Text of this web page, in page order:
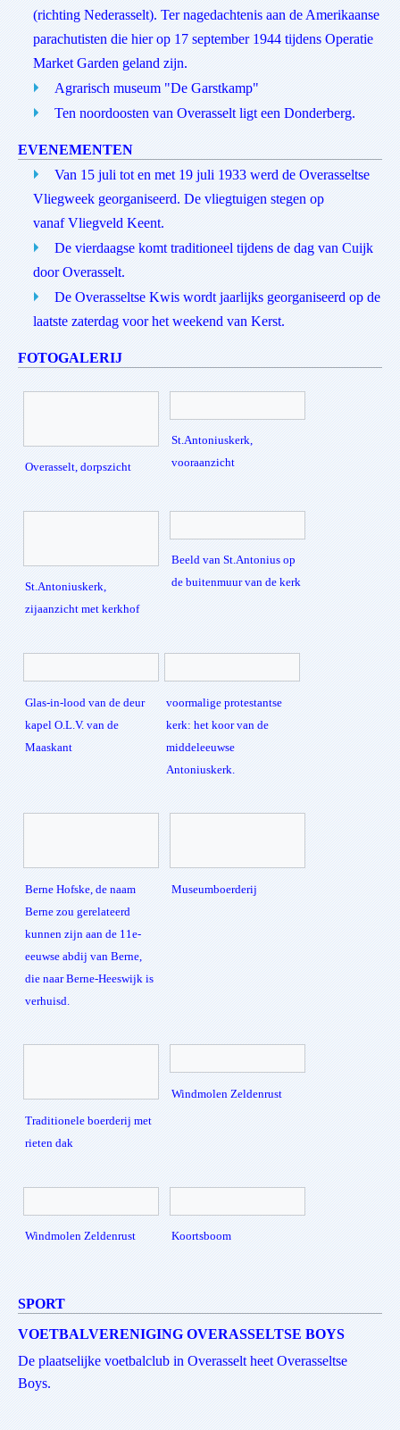
(richting Nederasselt). Ter nagedachtenis aan de Amerikaanse
parachutisten die hier op 17 september 1944 tijdens Operatie
Market Garden geland zijn.
Agrarisch museum "De Garstkamp"
Ten noordoosten van Overasselt ligt een Donderberg.
EVENEMENTEN
Van 15 juli tot en met 19 juli 1933 werd de Overasseltse
Vliegweek georganiseerd. De vliegtuigen stegen op
vanaf Vliegveld Keent.
De vierdaagse komt traditioneel tijdens de dag van Cuijk
door Overasselt.
De Overasseltse Kwis wordt jaarlijks georganiseerd op de
laatste zaterdag voor het weekend van Kerst.
FOTOGALERIJ
Overasselt, dorpszicht
St.Antoniuskerk,
vooraanzicht
St.Antoniuskerk,
zijaanzicht met kerkhof
Beeld van St.Antonius op
de buitenmuur van de kerk
Glas-in-lood van de deur
kapel O.L.V. van de
Maaskant
voormalige protestantse
kerk: het koor van de
middeleeuwse
Antoniuskerk.
Berne Hofske, de naam
Berne zou gerelateerd
kunnen zijn aan de 11e-
eeuwse abdij van Berne,
die naar Berne-Heeswijk is
verhuisd.
Museumboerderij
Traditionele boerderij met
rieten dak
Windmolen Zeldenrust
Windmolen Zeldenrust Koortsboom
SPORT
VOETBALVERENIGING OVERASSELTSE BOYS
De plaatselijke voetbalclub in Overasselt heet Overasseltse
Boys.